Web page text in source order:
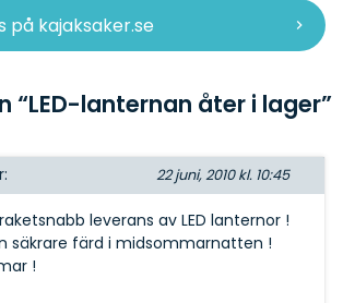
på kajaksaker.se
“LED-lanternan åter i lager”
22 juni, 2010 kl. 10:45
leverans av LED lanternor !
säkrare färd i midsommarnatten !
!